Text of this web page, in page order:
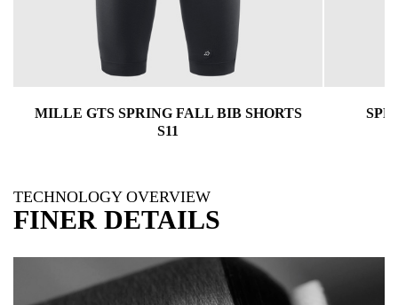
MILLE GTS SPRING FALL BIB SHORTS
S11
TECHNOLOGY OVERVIEW
FINER DETAILS